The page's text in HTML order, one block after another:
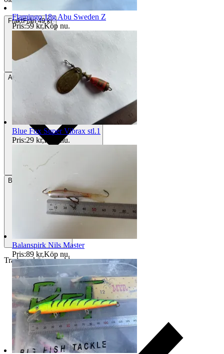
FraktFrån 49 kr
Avhämtning Eskilstuna, Sverige
Betalning Via Tradera
Traderas köparskydd
Flamingo 18g Abu Sweden Z
Pris:59 kr,Köp nu.
Blue Fox Super Vibrax stl.1
Pris:29 kr,Köp nu.
Balanspirk Nils Master
Pris:89 kr,Köp nu.